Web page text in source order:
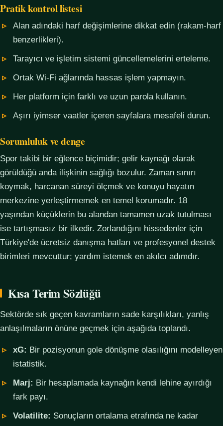
Pratik kontrol listesi
Alan adındaki harf değişimlerine dikkat edin (rakam-harf
benzerlikleri).
Tarayıcı ve işletim sistemi güncellemelerini erteleme.
Ortak Wi-Fi ağlarında hassas işlem yapmayın.
Her platform için farklı ve uzun parola kullanın.
Aşırı iyimser vaatler içeren sayfalara mesafeli durun.
Sorumluluk ve denge
Spor takibi bir eğlence biçimidir; gelir kaynağı olarak
görüldüğü anda ilişkinin sağlığı bozulur. Zaman sınırı
koymak, harcanan süreyi ölçmek ve konuyu hayatın
merkezine yerleştirmemek en temel korumadır. 18
yaşından küçüklerin bu alandan tamamen uzak tutulması
ise tartışmasız bir ilkedir. Zorlandığını hissedenler için
Türkiye'de ücretsiz danışma hatları ve profesyonel destek
birimleri mevcuttur; yardım istemek en akılcı adımdır.
Kısa Terim Sözlüğü
Sektörde sık geçen kavramların sade karşılıkları, yanlış
anlaşılmaların önüne geçmek için aşağıda toplandı.
xG: Bir pozisyonun gole dönüşme olasılığını modelleyen
istatistik.
Marj: Bir hesaplamada kaynağın kendi lehine ayırdığı
fark payı.
Volatilite: Sonuçların ortalama etrafında ne kadar